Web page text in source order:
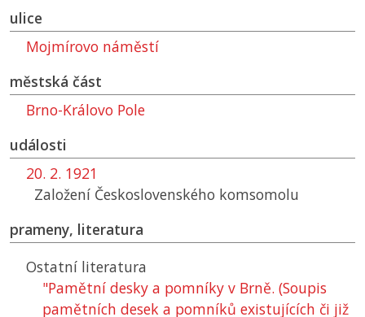
ulice
Mojmírovo náměstí
městská část
Brno-Královo Pole
události
20. 2. 1921
Založení Československého komsomolu
prameny, literatura
Ostatní literatura
"Pamětní desky a pomníky v Brně. (Soupis
pamětních desek a pomníků existujících či již